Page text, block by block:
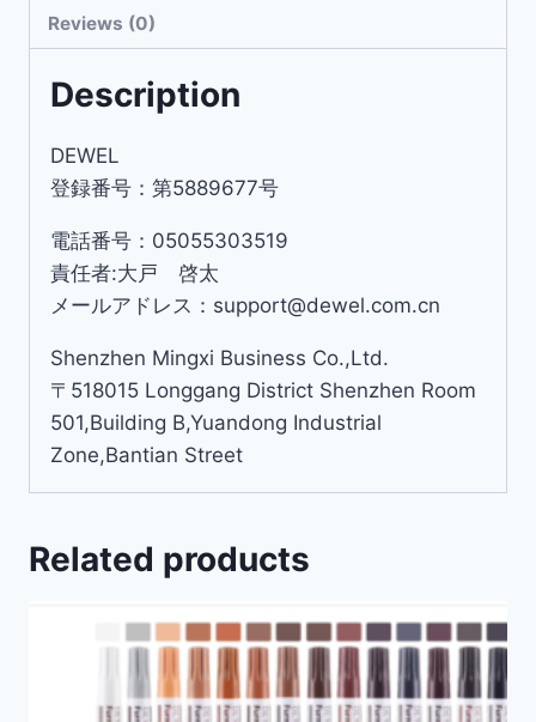
Reviews (0)
Description
DEWEL
登録番号：第5889677号
電話番号：05055303519
責任者:大戸 啓太
メールアドレス：support@dewel.com.cn
Shenzhen Mingxi Business Co.,Ltd.
〒518015 Longgang District Shenzhen Room
501,Building B,Yuandong Industrial
Zone,Bantian Street
Related products